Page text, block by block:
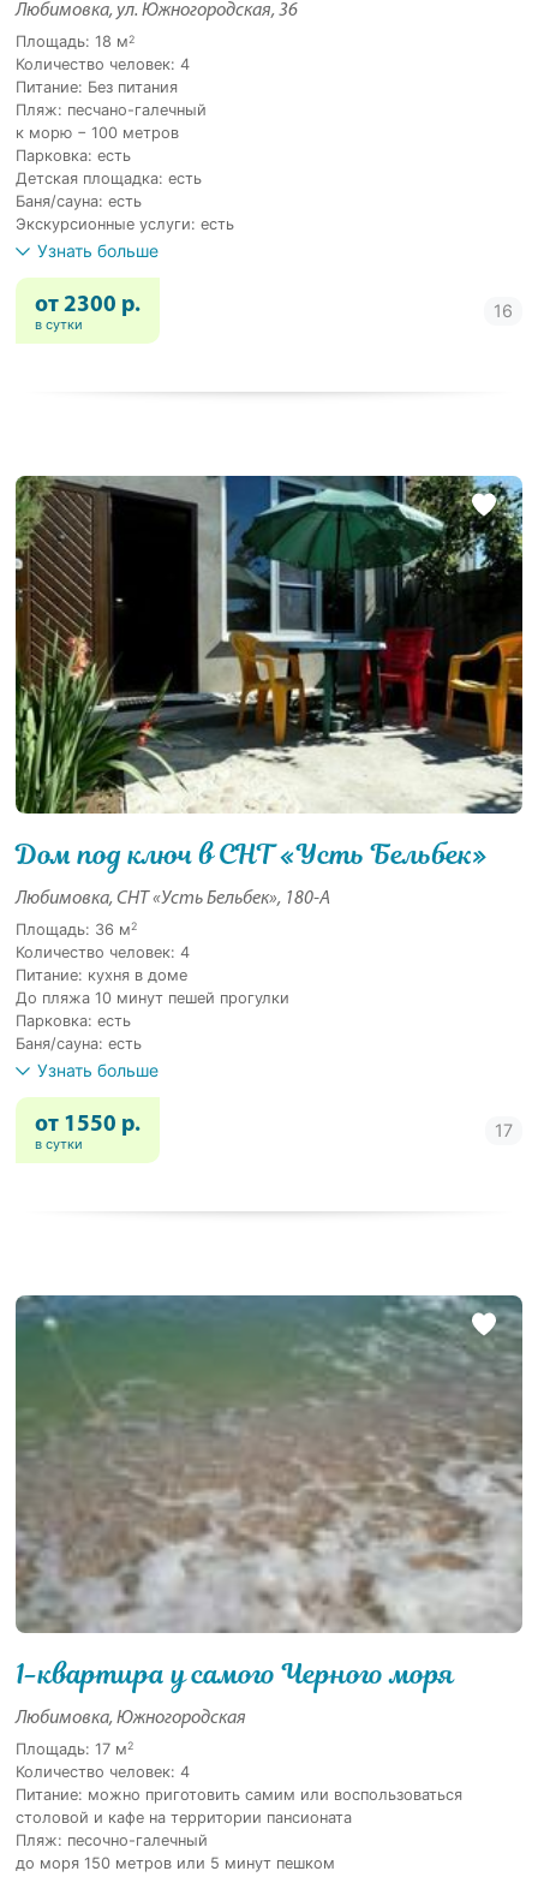
Любимовка, ул. Южногородская, 36
Площадь: 18 м2
Количество человек: 4
Питание: Без питания
Пляж: песчано-галечный
к морю − 100 метров
Парковка: есть
Детская площадка: есть
Баня/сауна: есть
Экскурсионные услуги: есть
Узнать больше
от 2300 р.
в сутки
Дом под ключ в СНТ «Усть Бельбек»
Любимовка, СНТ «Усть Бельбек», 180-А
Площадь: 36 м2
Количество человек: 4
Питание: кухня в доме
До пляжа 10 минут пешей прогулки
Парковка: есть
Баня/сауна: есть
Узнать больше
от 1550 р.
в сутки
1-квартира у самого Черного моря
Любимовка, Южногородская
Площадь: 17 м2
Количество человек: 4
Питание: можно приготовить самим или воспользоваться
столовой и кафе на территории пансионата
Пляж: песочно-галечный
до моря 150 метров или 5 минут пешком